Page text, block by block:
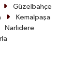
Güzelbahçe
Kemalpaşa
Narlıdere